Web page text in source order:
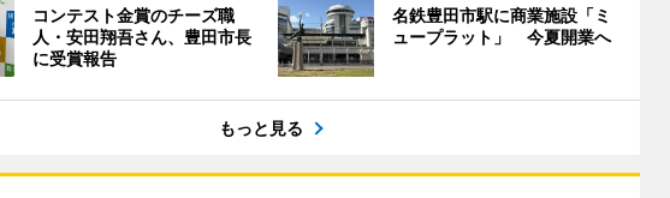
コンテスト金賞のチーズ職
人・安田翔吾さん、豊田市長
に受賞報告
名鉄豊田市駅に商業施設「ミ
ュープラット」 今夏開業へ
もっと見る